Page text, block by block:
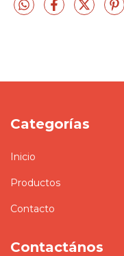
Categorías
Inicio
Productos
Contacto
Contactános